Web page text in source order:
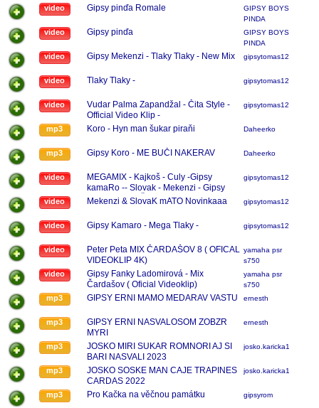
video Gipsy pinďa Romale
GIPSY BOYS
PINDA
video Gipsy pinďa
GIPSY BOYS
PINDA
video Gipsy Mekenzi - Tlaky Tlaky - New Mix gipsytomas123
video Tlaky Tlaky - gipsytomas123
video
Vudar Palma Zapandžal - Čita Style -
Official Video Klip -
gipsytomas123
mp3 Koro - Hyn man šukar piraňi Daheerko
mp3 Gipsy Koro - ME BUČI NAKERAV Daheerko
video
MEGAMIX - Kajkoš - Culy -Gipsy
kamaRo -- Slovak - Mekenzi - Gipsy
Kubo - Vyber Čardašu
gipsytomas123
video Mekenzi & SlovaK mATO Novinkaaa gipsytomas123
video Gipsy Kamaro - Mega Tlaky - gipsytomas123
video
Peter Peta MIX ČARDAŠOV 8 ( OFICAL
VIDEOKLIP 4K)
yamaha psr
s750
video
Gipsy Fanky Ladomirová - Mix
Čardašov ( Oficial Videoklip)
yamaha psr
s750
mp3 GIPSY ERNI MAMO MEDARAV VASTU ernesth
mp3
GIPSY ERNI NASVALOSOM ZOBZR
MYRI
ernesth
mp3
JOSKO MIRI SUKAR ROMNORI AJ SI
BARI NASVALI 2023
josko.karicka123
mp3
JOSKO SOSKE MAN CAJE TRAPINES
CARDAS 2022
josko.karicka123
mp3 Pro Kačka na věčnou památku gipsyrom